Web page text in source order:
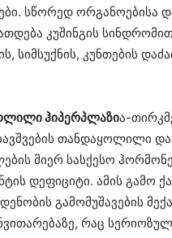
სწორედ ორგანოებისა
კუშინგის
სიმსუქნის, კუნთების
ჰიპერპლაზია-
თანდაყოლილი
მიერ სასქესო
დეფიციტი. ამის გამო
გამომუშავების
რაც სერიოზულ